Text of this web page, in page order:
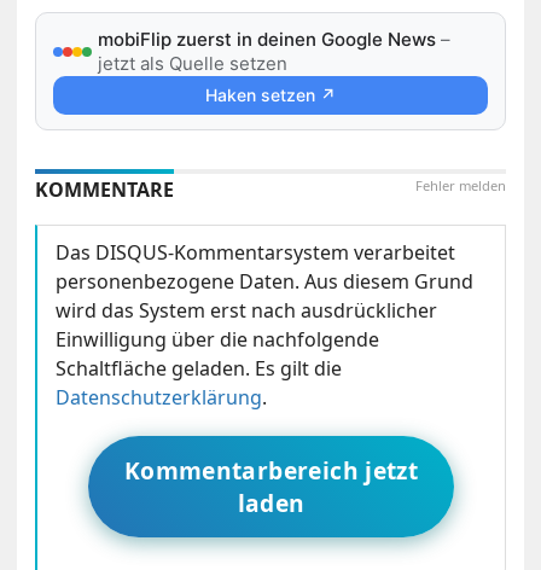
mobiFlip zuerst in deinen Google News –
jetzt als Quelle setzen
Haken setzen ↗
Fehler melden
KOMMENTARE
Das DISQUS-Kommentarsystem verarbeitet
personenbezogene Daten. Aus diesem Grund
wird das System erst nach ausdrücklicher
Einwilligung über die nachfolgende
Schaltfläche geladen. Es gilt die
Datenschutzerklärung.
Kommentarbereich jetzt
laden